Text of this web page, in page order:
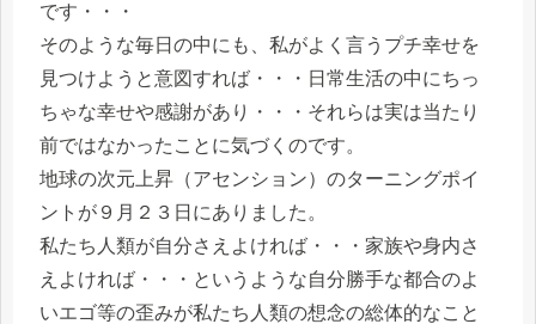
です・・・
そのような毎日の中にも、私がよく言うプチ幸せを
見つけようと意図すれば・・・日常生活の中にちっ
ちゃな幸せや感謝があり・・・それらは実は当たり
前ではなかったことに気づくのです。
地球の次元上昇（アセンション）のターニングポイ
ントが９月２３日にありました。
私たち人類が自分さえよければ・・・家族や身内さ
えよければ・・・というような自分勝手な都合のよ
いエゴ等の歪みが私たち人類の想念の総体的なこと